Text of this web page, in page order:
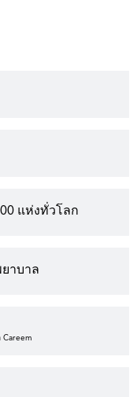
แห่งทั่วโลก
าบาล
Careem